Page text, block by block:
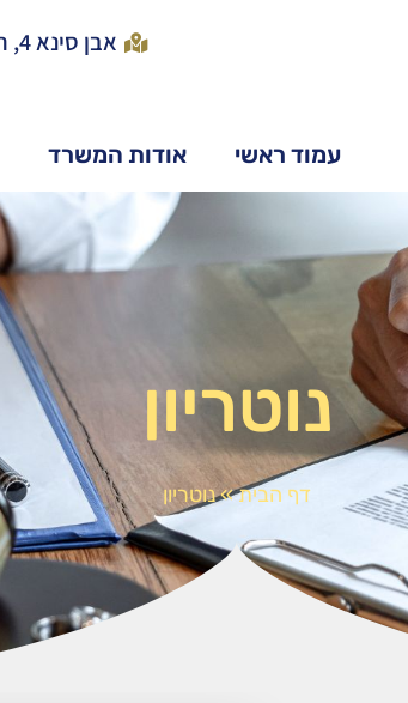
אבן סינא 4, חיפה
עמוד ראשי אודות המשרד
נוטריון
דף הבית»נוטריון